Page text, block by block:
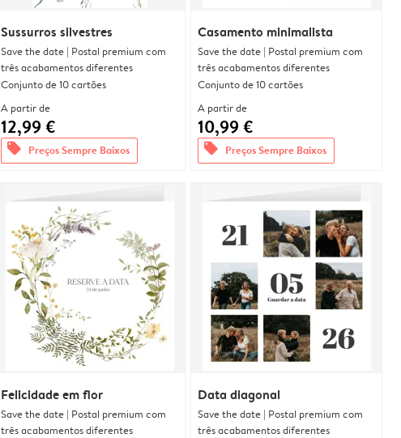
Sussurros silvestres
Save the date | Postal premium com
três acabamentos diferentes
Conjunto de 10 cartões
A partir de
12,99 €
offers Preços Sempre Baixos
Casamento minimalista
Save the date | Postal premium com
três acabamentos diferentes
Conjunto de 10 cartões
A partir de
10,99 €
offers Preços Sempre Baixos
Felicidade em flor
Save the date | Postal premium com
três acabamentos diferentes
Data diagonal
Save the date | Postal premium com
três acabamentos diferentes